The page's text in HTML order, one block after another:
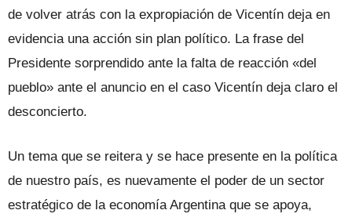
de volver atrás con la expropiación de Vicentín deja en
evidencia una acción sin plan político. La frase del
Presidente sorprendido ante la falta de reacción «del
pueblo» ante el anuncio en el caso Vicentín deja claro el
desconcierto.
Un tema que se reitera y se hace presente en la política
de nuestro país, es nuevamente el poder de un sector
estratégico de la economía Argentina que se apoya,